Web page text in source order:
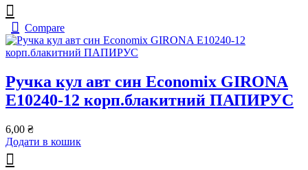
Compare
Ручка кул авт син Economix GIRONA
Е10240-12 корп.блакитний ПАПИРУС
6,00 ₴
Додати в кошик